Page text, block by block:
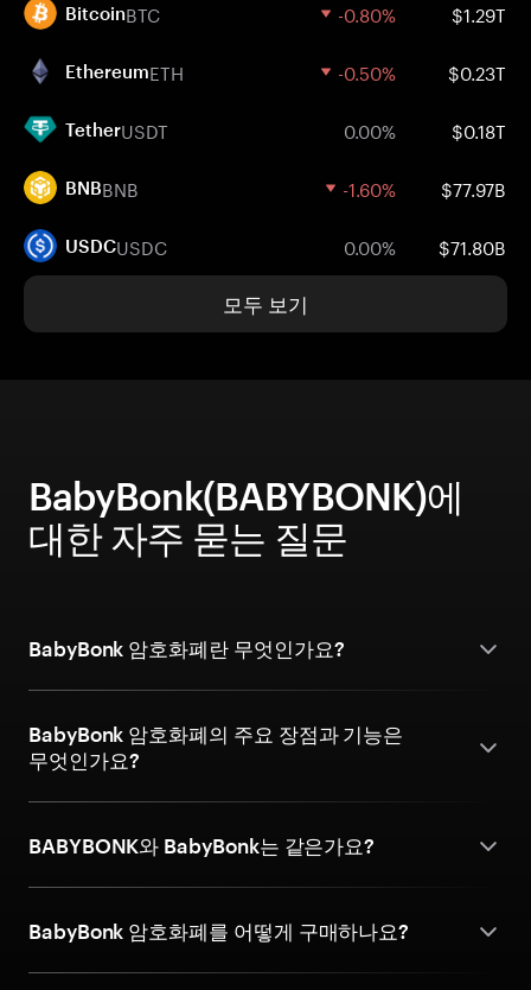
BitcoinBTC -0.80% $1.29T
EthereumETH -0.50% $0.23T
TetherUSDT 0.00% $0.18T
BNBBNB -1.60% $77.97B
USDCUSDC 0.00% $71.80B
모두 보기
BabyBonk(BABYBONK)에
대한 자주 묻는 질문
BabyBonk 암호화폐란 무엇인가요?
BabyBonk 암호화폐의 주요 장점과 기능은
무엇인가요?
BABYBONK와 BabyBonk는 같은가요?
BabyBonk 암호화폐를 어떻게 구매하나요?